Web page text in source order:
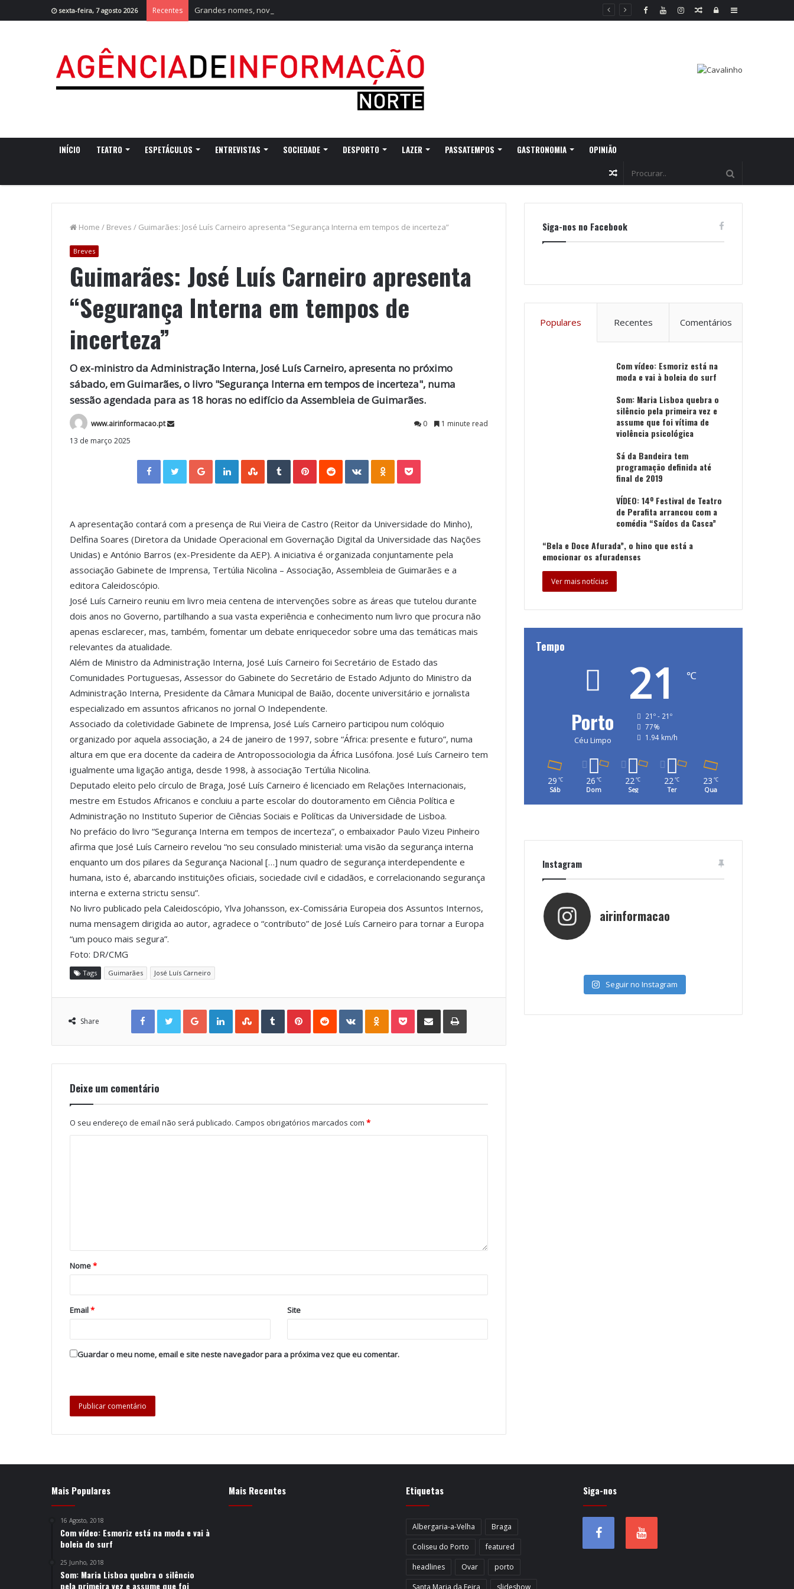
sexta-feira, 7 agosto 2026 Recentes Grandes nomes, novas sonoridades e criação artística marcam a nova temporada do CTAL Sidebar
Log
Random
INÍCIO TEATRO ESPETÁCULOS ENTREVISTAS SOCIEDADE DESPORTO LAZER PASSATEMPOS GASTRONOMIA OPINIÃO
Random
Home / Breves / Guimarães: José Luís Carneiro apresenta “Segurança Interna em tempos de incerteza”
Breves
Guimarães: José Luís Carneiro apresenta
“Segurança Interna em tempos de
incerteza”
O ex-ministro da Administração Interna, José Luís Carneiro, apresenta no próximo
sábado, em Guimarães, o livro "Segurança Interna em tempos de incerteza", numa
sessão agendada para as 18 horas no edifício da Assembleia de Guimarães.
www.airinformacao.pt 0
1 minute read
13 de março 2025
Facebook Twitter Google+ LinkedIn StumbleUpon Tumblr VKontakte
A apresentação contará com a presença de Rui Vieira de Castro (Reitor da Universidade do Minho),
Delfina Soares (Diretora da Unidade Operacional em Governação Digital da Universidade das Nações
Unidas) e António Barros (ex-Presidente da AEP). A iniciativa é organizada conjuntamente pela
associação Gabinete de Imprensa, Tertúlia Nicolina – Associação, Assembleia de Guimarães e a
editora Caleidoscópio.
José Luís Carneiro reuniu em livro meia centena de intervenções sobre as áreas que tutelou durante
dois anos no Governo, partilhando a sua vasta experiência e conhecimento num livro que procura não
apenas esclarecer, mas, também, fomentar um debate enriquecedor sobre uma das temáticas mais
relevantes da atualidade.
Além de Ministro da Administração Interna, José Luís Carneiro foi Secretário de Estado das
Comunidades Portuguesas, Assessor do Gabinete do Secretário de Estado Adjunto do Ministro da
Administração Interna, Presidente da Câmara Municipal de Baião, docente universitário e jornalista
especializado em assuntos africanos no jornal O Independente.
Associado da coletividade Gabinete de Imprensa, José Luís Carneiro participou num colóquio
organizado por aquela associação, a 24 de janeiro de 1997, sobre “África: presente e futuro”, numa
altura em que era docente da cadeira de Antropossociologia da África Lusófona. José Luís Carneiro tem
igualmente uma ligação antiga, desde 1998, à associação Tertúlia Nicolina.
Deputado eleito pelo círculo de Braga, José Luís Carneiro é licenciado em Relações Internacionais,
mestre em Estudos Africanos e concluiu a parte escolar do doutoramento em Ciência Política e
Administração no Instituto Superior de Ciências Sociais e Políticas da Universidade de Lisboa.
No prefácio do livro “Segurança Interna em tempos de incerteza”, o embaixador Paulo Vizeu Pinheiro
afirma que José Luís Carneiro revelou “no seu consulado ministerial: uma visão da segurança interna
enquanto um dos pilares da Segurança Nacional […] num quadro de segurança interdependente e
humana, isto é, abarcando instituições oficiais, sociedade civil e cidadãos, e correlacionando segurança
interna e externa strictu sensu”.
No livro publicado pela Caleidoscópio, Ylva Johansson, ex-Comissária Europeia dos Assuntos Internos,
numa mensagem dirigida ao autor, agradece o “contributo” de José Luís Carneiro para tornar a Europa
“um pouco mais segura”.
Foto: DR/CMG
Tags Guimarães José Luís Carneiro
Share
Facebook Twitter Google+ LinkedIn StumbleUpon Tumblr Pinterest Reddit VKontakte Odnoklassniki Pocket Share via Email Print
Deixe um comentário
O seu endereço de email não será publicado. Campos obrigatórios marcados com *
Nome*
Email* Site
Guardar o meu nome, email e site neste navegador para a próxima vez que eu comentar.
Siga-nos no Facebook
Populares Recentes Comentários
Com vídeo: Esmoriz está na
moda e vai à boleia do surf
Som: Maria Lisboa quebra o
silêncio pela primeira vez e
assume que foi vítima de
violência psicológica
Sá da Bandeira tem
programação definida até
final de 2019
VÍDEO: 14º Festival de Teatro
de Perafita arrancou com a
comédia “Saídos da Casca”
“Bela e Doce Afurada”, o hino que está a
emocionar os afuradenses
Ver mais notícias
Tempo
Porto
Céu Limpo
21 ℃
21º - 21º
77%
1.94 km/h
29 ℃
Sáb
26 ℃
Dom
22℃
Seg
22℃
Ter
23 ℃
Qua
Instagram
airinformacao
Seguir no Instagram
Mais Populares
16 Agosto, 2018
Com vídeo: Esmoriz está na moda e vai à
boleia do surf
25 Junho, 2018
Som: Maria Lisboa quebra o silêncio
pela primeira vez e assume que foi
Mais Recentes Etiquetas
Albergaria-a-Velha
Braga
Coliseu do Porto
featured
headlines
Ovar
porto
Siga-nos